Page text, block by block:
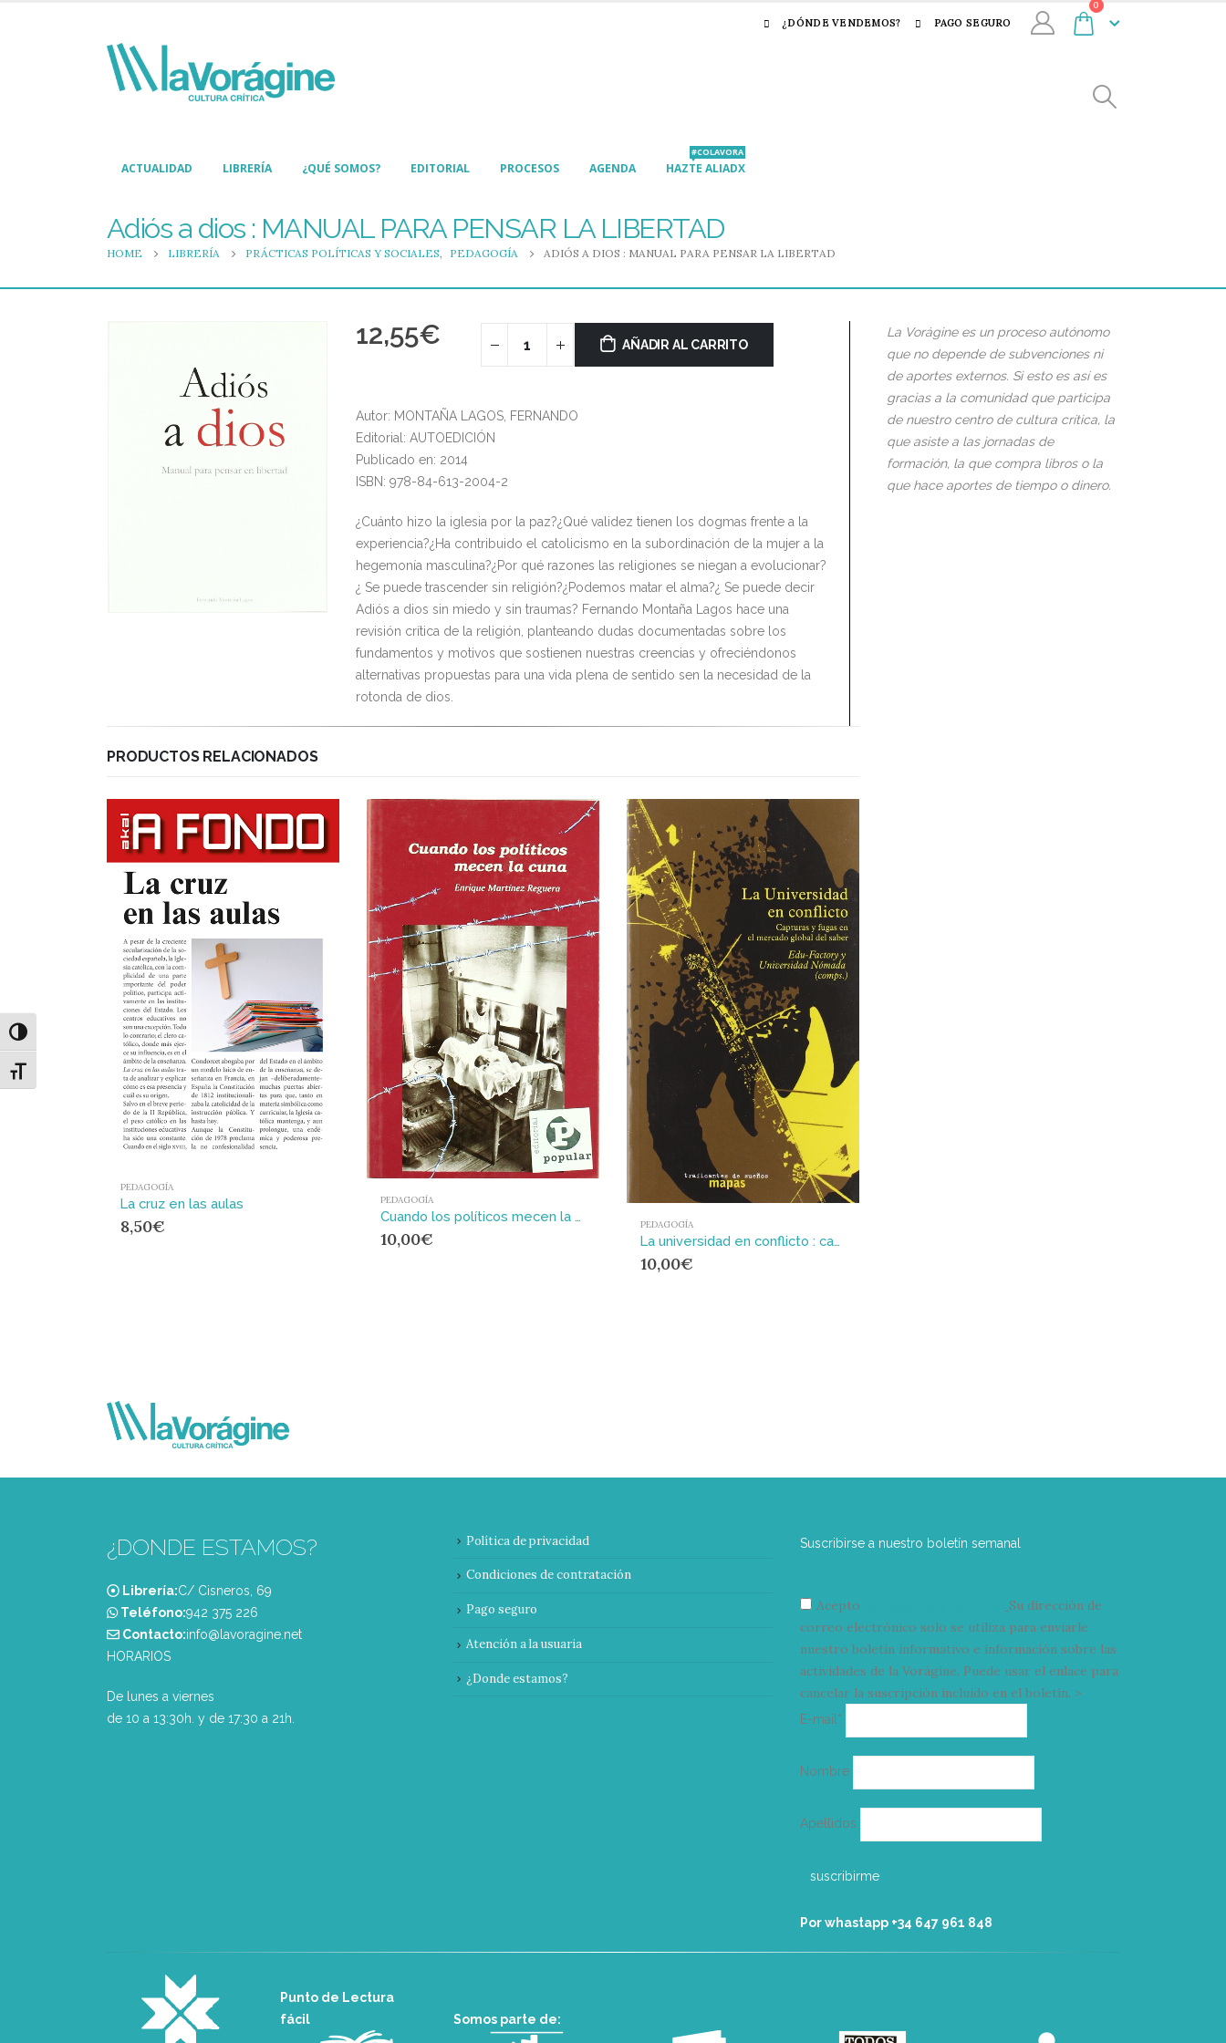
Alternar alto contraste
Alternar tamaño de letra
¿DÓNDE VENDEMOS? PAGO SEGURO
0
ACTUALIDAD LIBRERÍA ¿QUÉ SOMOS? EDITORIAL PROCESOS AGENDA HAZTE ALIADX
#COLAVORA
Adiós a dios : MANUAL PARA PENSAR LA LIBERTAD
HOME LIBRERÍA PRÁCTICAS POLÍTICAS Y SOCIALES, PEDAGOGÍA ADIÓS A DIOS : MANUAL PARA PENSAR LA LIBERTAD
12,55€ AÑADIR AL CARRITO
Autor: MONTAÑA LAGOS, FERNANDO
Editorial: AUTOEDICIÓN
Publicado en: 2014
ISBN: 978-84-613-2004-2
¿Cuánto hizo la iglesia por la paz?¿Qué validez tienen los dogmas frente a la
experiencia?¿Ha contribuido el catolicismo en la subordinación de la mujer a la
hegemonía masculina?¿Por qué razones las religiones se niegan a evolucionar?
¿ Se puede trascender sin religión?¿Podemos matar el alma?¿ Se puede decir
Adiós a dios sin miedo y sin traumas? Fernando Montaña Lagos hace una
revisión crítica de la religión, planteando dudas documentadas sobre los
fundamentos y motivos que sostienen nuestras creencias y ofreciéndonos
alternativas propuestas para una vida plena de sentido sen la necesidad de la
rotonda de dios.
PRODUCTOS RELACIONADOS
PEDAGOGÍA
La cruz en las aulas
8,50€
PEDAGOGÍA
Cuando los políticos mecen la cuna
10,00€
PEDAGOGÍA
La universidad en conflicto : capturas y fugas en el mercado global del saber
10,00€
La Vorágine es un proceso autónomo
que no depende de subvenciones ni
de aportes externos. Si esto es así es
gracias a la comunidad que participa
de nuestro centro de cultura crítica, la
que asiste a las jornadas de
formación, la que compra libros o la
que hace aportes de tiempo o dinero.
¿DONDE ESTAMOS?
Librería:C/ Cisneros, 69
Teléfono:‭942 375 226‬
Contacto:info@lavoragine.net
HORARIOS
De lunes a viernes
de 10 a 13:30h. y de 17:30 a 21h.
Política de privacidad
Condiciones de contratación
Pago seguro
Atención a la usuaria
¿Donde estamos?
Suscribirse a nuestro boletín semanal
Acepto
Su dirección de
correo electrónico solo se utiliza para enviarle
nuestro boletín informativo e información sobre las
actividades de la Vorágine. Puede usar el enlace para
cancelar la suscripción incluido en el boletín. >
E-mail*
electrónico
Nombre
Apellidos
Por whastapp +34 ‭647 961 848‬
Punto de Lectura
fácil
Somos parte de: